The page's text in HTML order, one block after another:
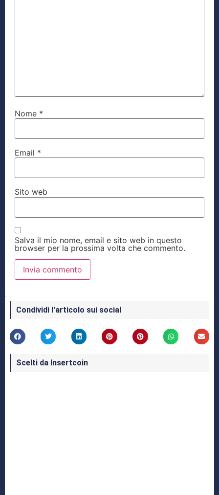
Nome *
Email *
Sito web
Salva il mio nome, email e sito web in questo
browser per la prossima volta che commento.
Condividi l'articolo sui social
Scelti da Insertcoin